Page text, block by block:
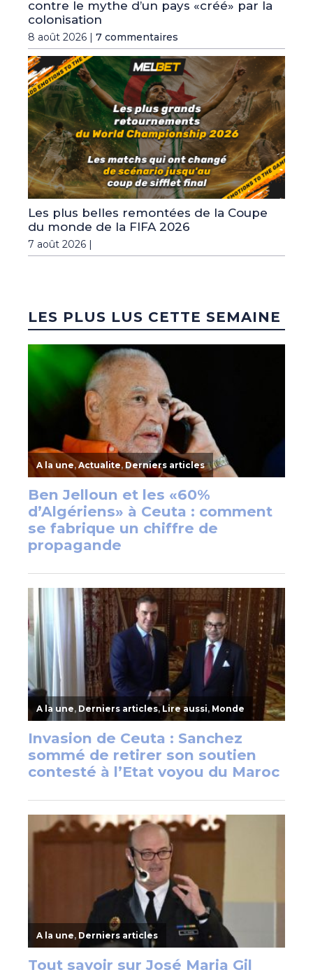
contre le mythe d’un pays «créé» par la
colonisation
8 août 2026 | 7 commentaires
Les plus belles remontées de la Coupe
du monde de la FIFA 2026
7 août 2026 |
LES PLUS LUS CETTE SEMAINE